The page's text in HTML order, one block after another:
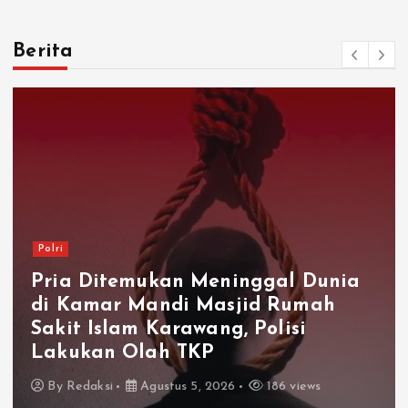
Berita
Polri
Kapolresta Karawang Perkuat
Sinergi dengan Insan Pers Melalui
Silaturahmi Bersama Media
ByRedaksi Agustus 5, 2026 124 views